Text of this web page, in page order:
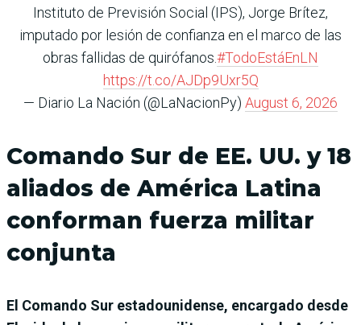
Instituto de Previsión Social (IPS), Jorge Brítez,
imputado por lesión de confianza en el marco de las
obras fallidas de quirófanos.#TodoEstáEnLN
https://t.co/AJDp9Uxr5Q
— Diario La Nación (@LaNacionPy) August 6, 2026
Comando Sur de EE. UU. y 18
aliados de América Latina
conforman fuerza militar
conjunta
El Comando Sur estadounidense, encargado desde